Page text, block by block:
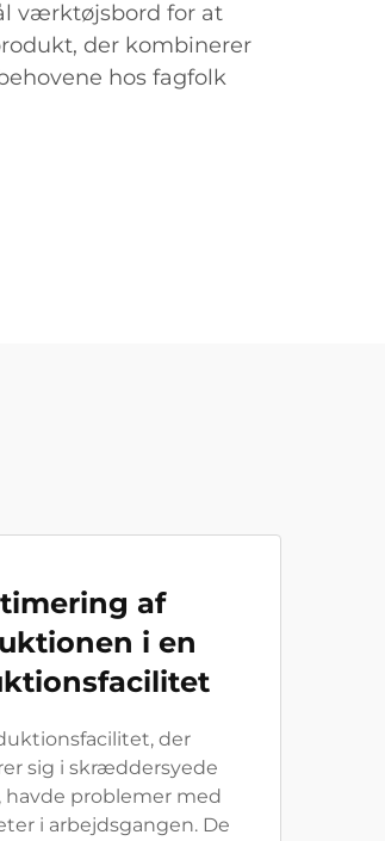
værktøjsbord for at
der kombinerer
hos fagfolk
af
i en
der
sig i skræddersyede
havde problemer med
i arbejdsgangen. De